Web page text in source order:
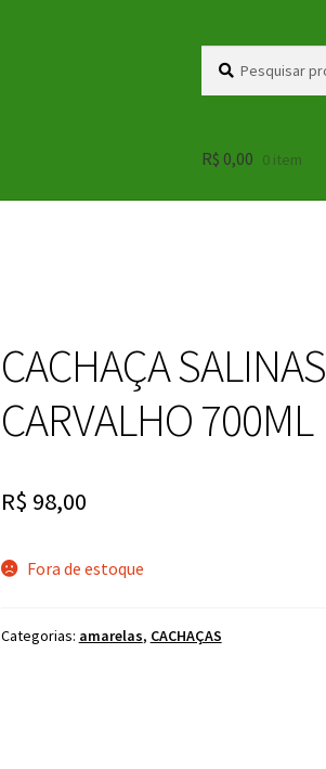
por:
R$ 0,00 0 item
CACHAÇA SALINAS
CARVALHO 700ML
R$ 98,00
Fora de estoque
Categorias: amarelas, CACHAÇAS